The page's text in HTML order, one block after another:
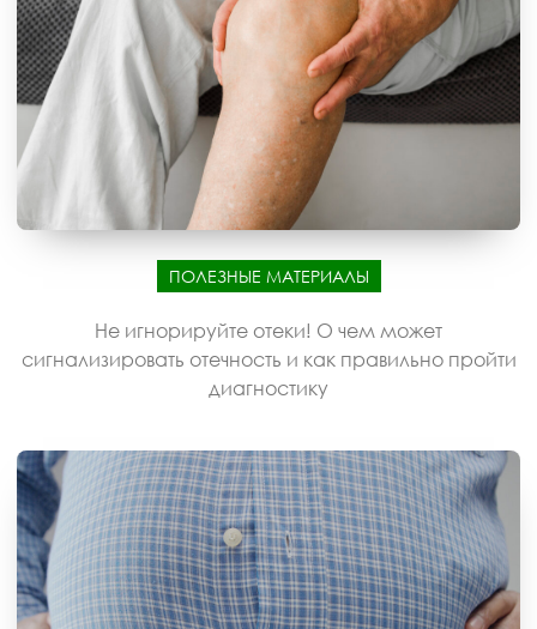
ПОЛЕЗНЫЕ МАТЕРИАЛЫ
Не игнорируйте отеки! О чем может
сигнализировать отечность и как правильно пройти
диагностику